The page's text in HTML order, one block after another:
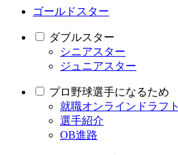
ゴールドスター
ダブルスター
シニアスター
ジュニアスター
プロ野球選手になるため
就職オンラインドラフト
選手紹介
OB進路